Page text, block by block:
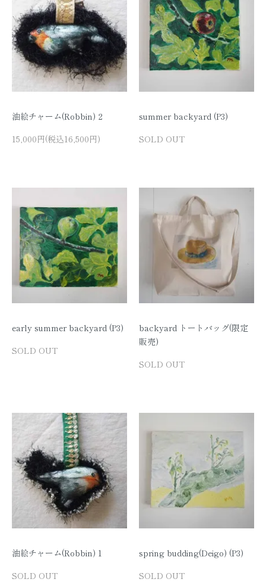
油絵チャーム(Robbin) 2
15,000円(税込16,500円)
summer backyard (P3)
SOLD OUT
early summer backyard (P3)
SOLD OUT
backyard トートバッグ(限定
販売)
SOLD OUT
油絵チャーム(Robbin) 1
SOLD OUT
spring budding(Deigo) (P3)
SOLD OUT